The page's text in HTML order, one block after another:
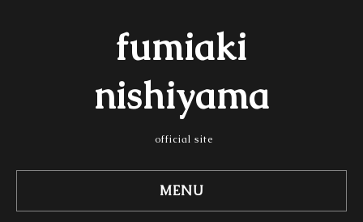
fumiaki
nishiyama
official site
MENU